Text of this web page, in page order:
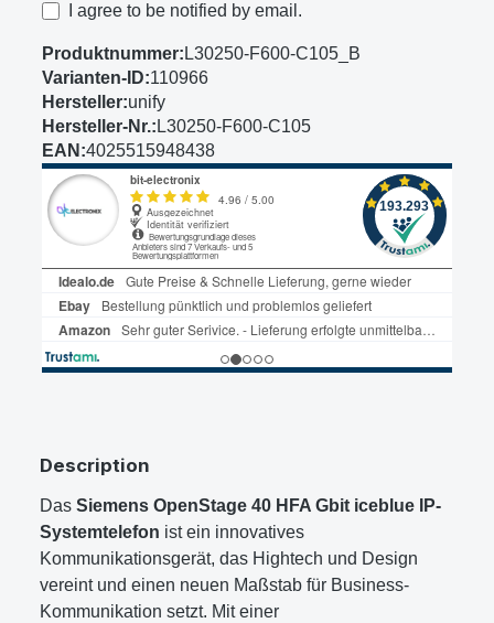
I agree to be notified by email.
Produktnummer: L30250-F600-C105_B
Varianten-ID:110966
Hersteller:unify
Hersteller-Nr.: L30250-F600-C105
EAN:4025515948438
Description
Das Siemens OpenStage 40 HFA Gbit iceblue IP-
Systemtelefon ist ein innovatives
Kommunikationsgerät, das Hightech und Design
vereint und einen neuen Maßstab für Business-
Kommunikation setzt. Mit einer